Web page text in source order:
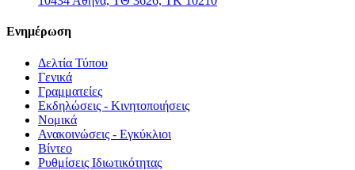
Ενημέρωση
Δελτία Τύπου
Γενικά
Γραμματείες
Εκδηλώσεις - Κινητοποιήσεις
Νομικά
Ανακοινώσεις - Εγκύκλιοι
Βίντεο
Ρυθμίσεις Ιδιωτικότητας